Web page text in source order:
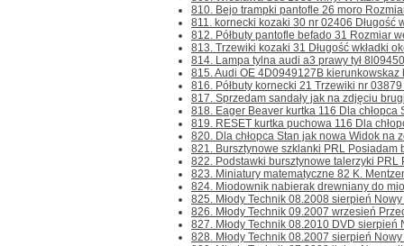
810. Bejo trampki pantofle 26 moro
811. kornecki kozaki 30 nr 02406 Długość
812. Półbuty pantofle befado 31 Rozmiar
813. Trzewiki kozaki 31 Długość wkładki
814. Lampa tylna audi a3 prawy tył
815. Audi OE 4D0949127B kierunkowskaz
816. Półbuty kornecki 21 Trzewiki nr
817. Sprzedam sandały jak na zdjęciu
818. Eager Beaver kurtka 116 Dla chłopca
819. RESET kurtka puchowa 116 Dla
820. Dla chłopca Stan jak nowa Widok na
821. Bursztynowe szklanki PRL Posiadam
822. Podstawki bursztynowe talerzyki PRL
823. Miniatury matematyczne 82 K.
824. Miodownik nabierak drewniany do
825. Młody Technik 08.2008 sierpień
826. Młody Technik 09.2007 wrzesień
827. Młody Technik 08.2010 DVD sierpień
828. Młody Technik 08.2007 sierpień